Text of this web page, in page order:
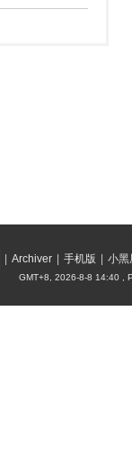
| Archiver | 手机版 | 小黑
GMT+8, 2026-8-8 14:40 ,